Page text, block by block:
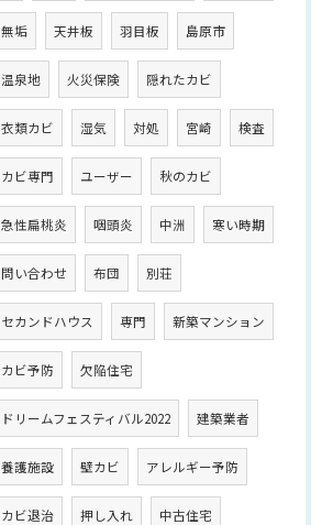
無垢 天井板 羽目板 島原市
温泉地 火災保険 隠れたカビ
衣類カビ 湿気 対処 宮崎 検査
カビ専門 ユーザー 秋のカビ
急性扁桃炎 咽頭炎 中洲 寒い時期
問い合わせ 布団 別荘
セカンドハウス 専門 新築マンション
カビ予防 欠陥住宅
ドリームフェスティバル2022 建築業者
養護施設 壁カビ アレルギー予防
カビ退治 押し入れ 中古住宅